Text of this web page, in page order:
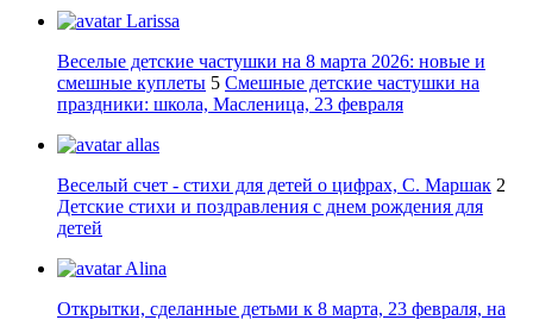
Larissa
Веселые детские частушки на 8 марта 2026: новые и
смешные куплеты 5 Смешные детские частушки на
праздники: школа, Масленица, 23 февраля
allas
Веселый счет - стихи для детей о цифрах, С. Маршак 2
Детские стихи и поздравления с днем рождения для
детей
Alina
Открытки, сделанные детьми к 8 марта, 23 февраля, на